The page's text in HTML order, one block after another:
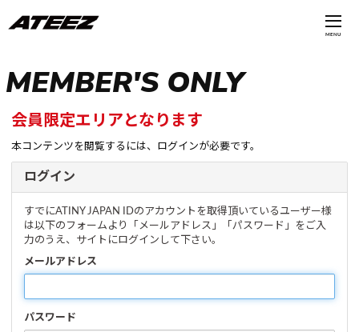
MENU
MEMBER'S ONLY
会員限定エリアとなります
本コンテンツを閲覧するには、ログインが必要です。
ログイン
すでにATINY JAPAN IDのアカウントを取得頂いているユーザー様
は以下のフォームより「メールアドレス」「パスワード」をご入
力のうえ、サイトにログインして下さい。
メールアドレス
パスワード